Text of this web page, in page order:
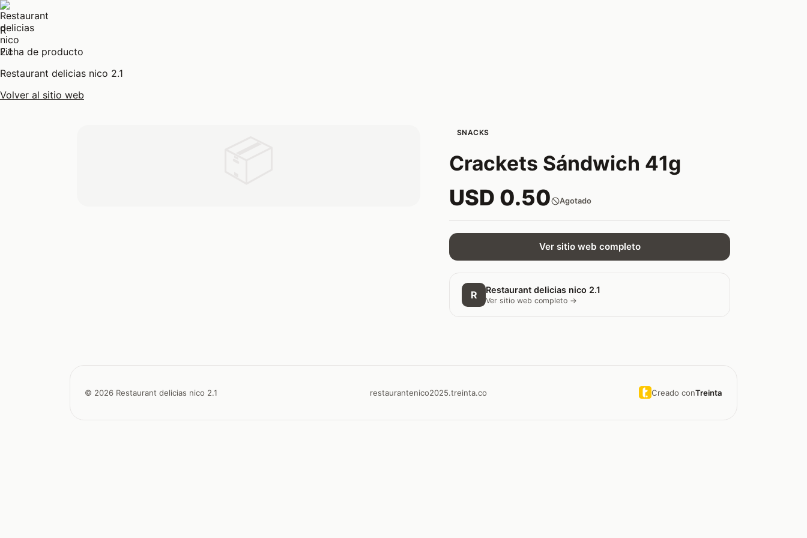
R
Ficha de producto
Restaurant delicias nico 2.1
Volver al sitio web
SNACKS
Crackets Sándwich 41g
USD 0.50 Agotado
Ver sitio web completo
R Restaurant delicias nico 2.1
Ver sitio web completo →
© 2026 Restaurant delicias nico 2.1 restaurantenico2025.treinta.co Creado conTreinta